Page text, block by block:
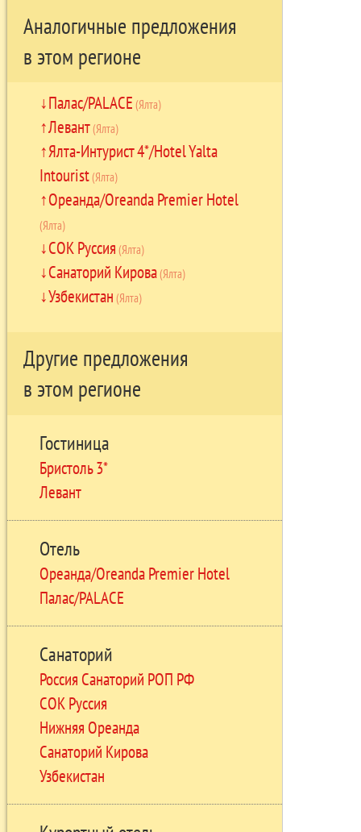
Аналогичные предложения
в этом регионе
Палас/PALACE (Ялта)
Левант(Ялта)
Ялта-Интурист 4*/Hotel Yalta
Intourist(Ялта)
Ореанда/Oreanda Premier Hotel
(Ялта)
СОК Руссия (Ялта)
Санаторий Кирова(Ялта)
Узбекистан (Ялта)
Другие предложения
в этом регионе
Гостиница
Бристоль 3*
Левант
Отель
Ореанда/Oreanda Premier Hotel
Палас/PALACE
Санаторий
Россия Санаторий РОП РФ
СОК Руссия
Нижняя Ореанда
Санаторий Кирова
Узбекистан